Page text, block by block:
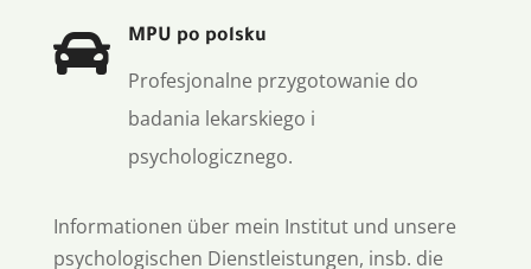
 MPU po polsku
Profesjonalne przygotowanie do
badania lekarskiego i
psychologicznego.
Informationen über mein Institut und unsere
psychologischen Dienstleistungen, insb. die